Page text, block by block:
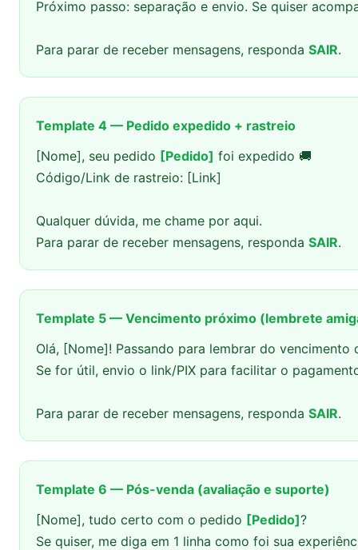
Próximo passo: separação e envio. Se quiser
Para parar de receber mensagens, responda SAIR.
Template 4 — Pedido expedido + rastreio
[Nome], seu pedido [Pedido] foi expedido 🚚
Código/Link de rastreio: [Link]
Qualquer dúvida, me chame por aqui.
Para parar de receber mensagens, responda SAIR.
Template 5 — Vencimento próximo (lembrete
Olá, [Nome]! Passando para lembrar do vencimento
Se for útil, envio o link/PIX para facilitar o
Para parar de receber mensagens, responda SAIR.
Template 6 — Pós-venda (avaliação e suporte)
[Nome], tudo certo com o pedido [Pedido]?
Se quiser, me diga em 1 linha como foi sua